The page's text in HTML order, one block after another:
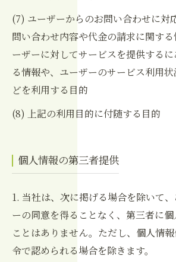
(7) ユーザーからのお問い合わせに対
問い合わせ内容や代金の請求に関す
ーザーに対してサービスを提供する
る情報や、ユーザーのサービス利用
どを利用する目的
(8) 上記の利用目的に付随する目的
個人情報の第三者提供
1. 当社は、次に掲げる場合を除いて
ーの同意を得ることなく、第三者に
ことはありません。ただし、個人情
令で認められる場合を除きます。